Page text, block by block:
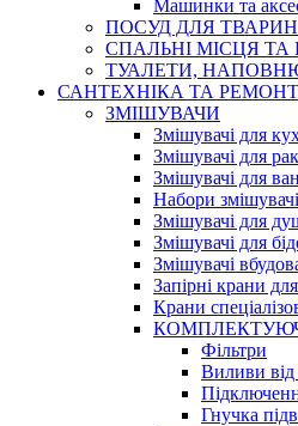
Машинки та
ПОСУД ДЛЯ ТВАРИН
СПАЛЬНІ МІСЦЯ
ТУАЛЕТИ,
САНТЕХНІКА ТА РЕМОНТ
ЗМІШУВАЧИ
Змішувачі для
Змішувачі для
Змішувачі для
Набори
Змішувачі для
Змішувачі для
Змішувачі
Запірні крани
Крани
Фільтри
Виливи від
Гнучка